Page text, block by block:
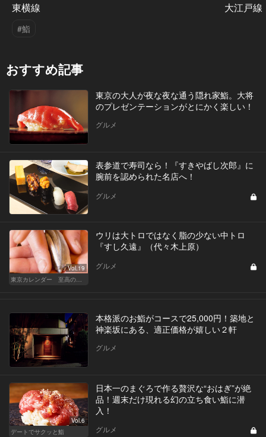
東横線
#鮨
大江戸線
おすすめ記事
東京の大人が夜な夜な通う隠れ家鮨。大将
のプレゼンテーションがとにかく楽しい！
グルメ
表参道で寿司なら！『すきやばし次郎』に
腕前を認められた名店へ！
グルメ
Vol.19
ウリは大トロではなく脂の少ない中トロ
『すし久遠』（代々木上原）
グルメ
本格派のお鮨がコースで25,000円！築地と
神楽坂にある、適正価格が嬉しい２軒
グルメ
Vol.6
デートでサクッと鮨
日本一のまぐろで作る贅沢な“おはぎ”が絶
品！週末だけ現れる幻の立ち食い鮨に潜
入！
グルメ